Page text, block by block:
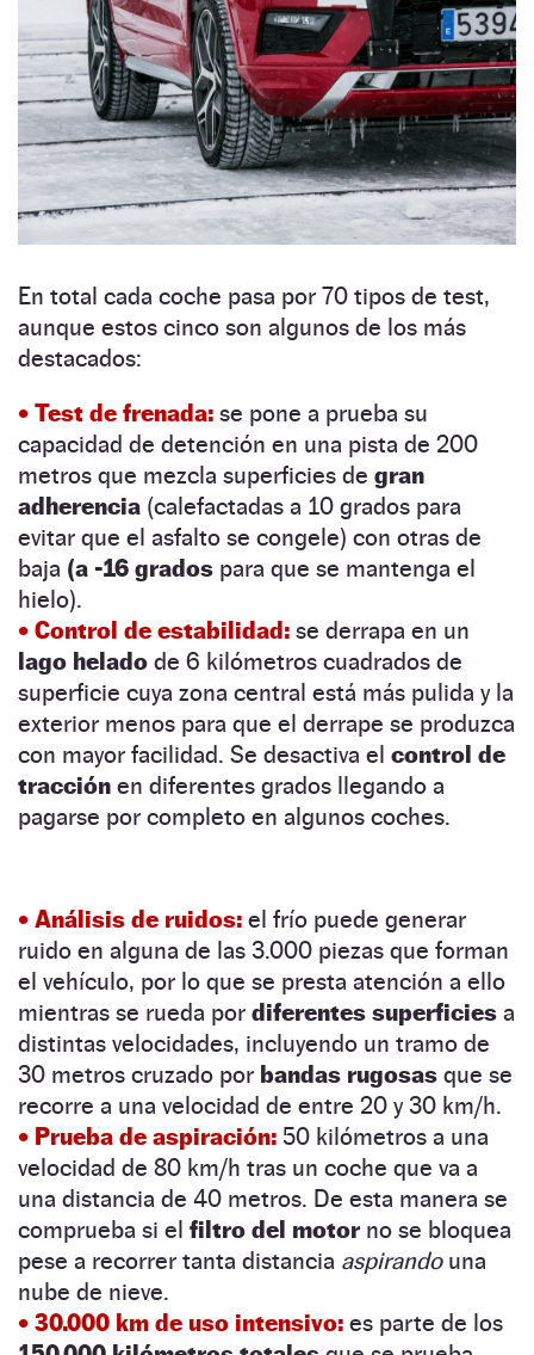
En total cada coche pasa por 70 tipos de test,
aunque estos cinco son algunos de los más
destacados:
• Test de frenada: se pone a prueba su
capacidad de detención en una pista de 200
metros que mezcla superficies de gran
adherencia (calefactadas a 10 grados para
evitar que el asfalto se congele) con otras de
baja (a -16 grados para que se mantenga el
hielo).
• Control de estabilidad: se derrapa en un
lago helado de 6 kilómetros cuadrados de
superficie cuya zona central está más pulida y la
exterior menos para que el derrape se produzca
con mayor facilidad. Se desactiva el control de
tracción en diferentes grados llegando a
pagarse por completo en algunos coches.
• Análisis de ruidos: el frío puede generar
ruido en alguna de las 3.000 piezas que forman
el vehículo, por lo que se presta atención a ello
mientras se rueda por diferentes superficies a
distintas velocidades, incluyendo un tramo de
30 metros cruzado por bandas rugosas que se
recorre a una velocidad de entre 20 y 30 km/h.
• Prueba de aspiración: 50 kilómetros a una
velocidad de 80 km/h tras un coche que va a
una distancia de 40 metros. De esta manera se
comprueba si el filtro del motorno se bloquea
pese a recorrer tanta distancia aspirandouna
nube de nieve.
• 30.000 km de uso intensivo: es parte de los